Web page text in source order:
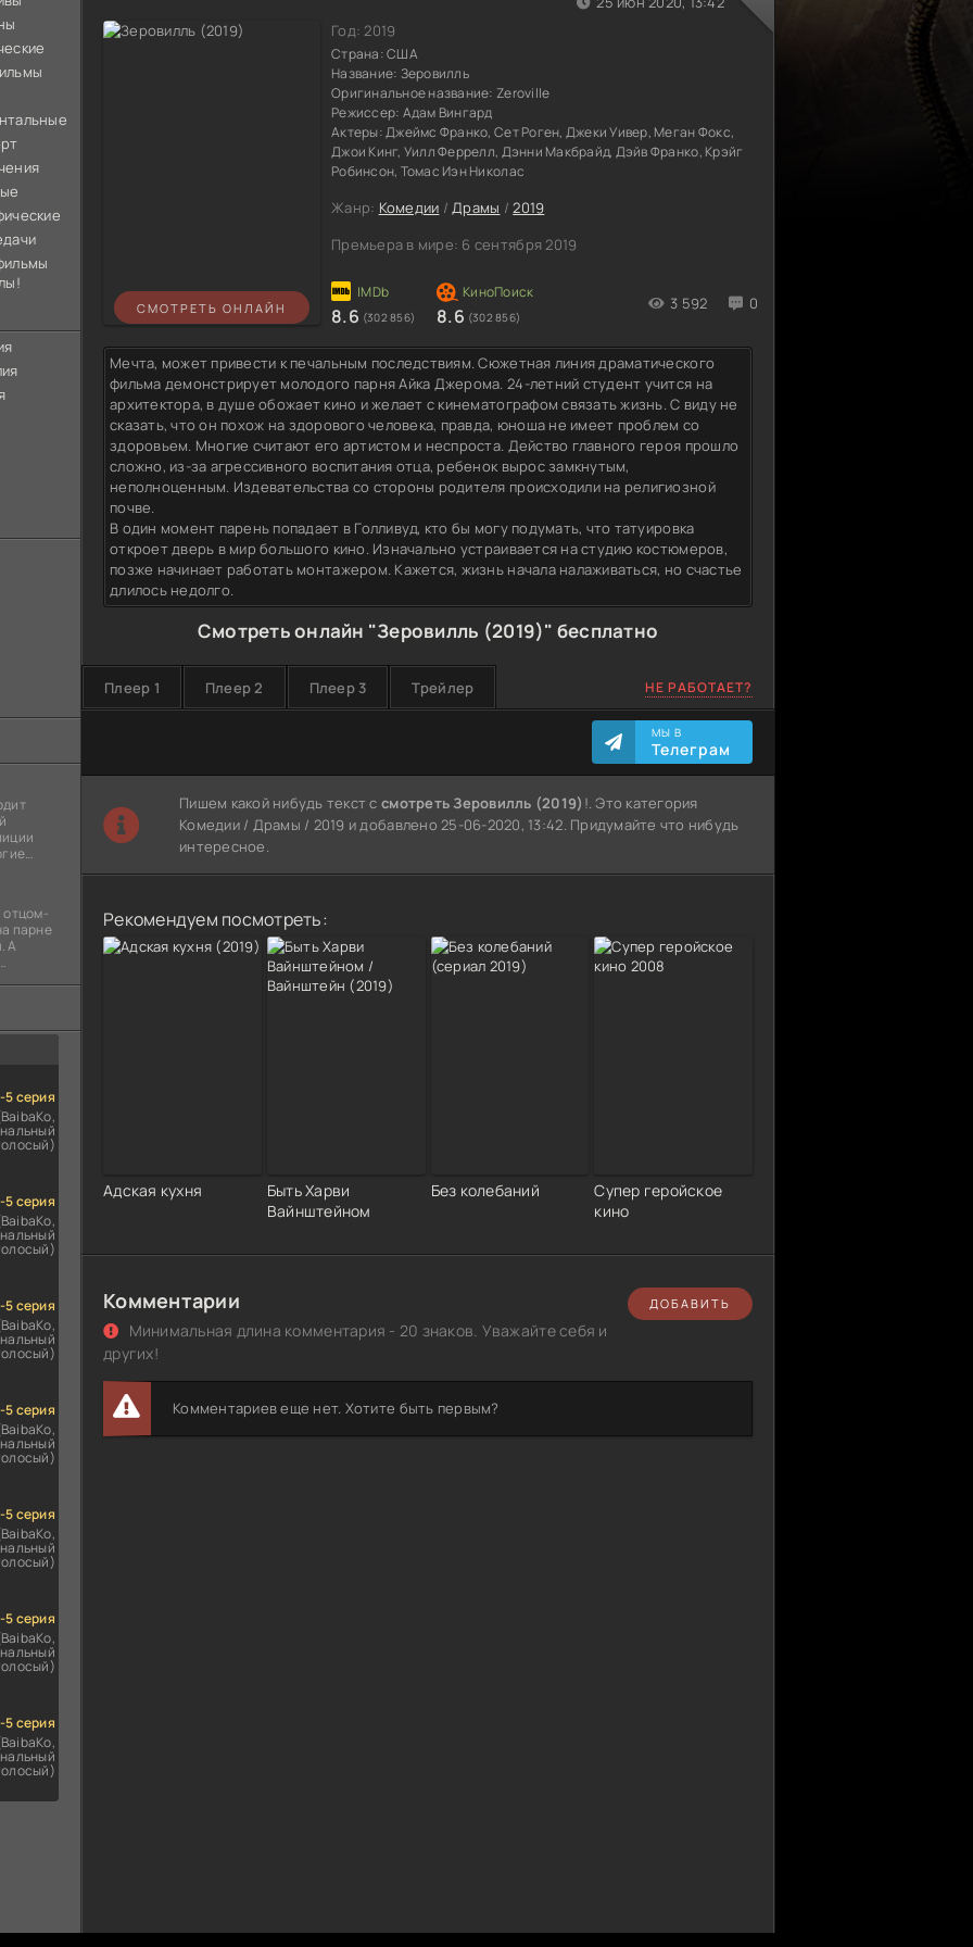
отцом-
парне
А
5 серия
5 серия
5 серия
5 серия
5 серия
5 серия
5 серия
СМОТРЕТЬ ОНЛАЙН
Год:2019
Страна:США
Название: Зеровилль
Оригинальное название: Zeroville
Режиссер: Адам Вингард
Актеры:Джеймс Франко, Сет Роген, Джеки Уивер, Меган Фокс,
Джои Кинг, Уилл Феррелл, Дэнни Макбрайд, Дэйв Франко, Крэйг
Робинсон, Томас Иэн Николас
Жанр: Комедии /Драмы /2019
Премьера в мире: 6 сентября 2019
8.6 (302 856) 8.6 (302 856)
3 592 0
Мечта, может привести к печальным последствиям. Сюжетная линия драматического
фильма демонстрирует молодого парня Айка Джерома. 24-летний студент учится на
архитектора, в душе обожает кино и желает с кинематографом связать жизнь. С виду не
сказать, что он похож на здорового человека, правда, юноша не имеет проблем со
здоровьем. Многие считают его артистом и неспроста. Действо главного героя прошло
сложно, из-за агрессивного воспитания отца, ребенок вырос замкнутым,
неполноценным. Издевательства со стороны родителя происходили на религиозной
почве.
В один момент парень попадает в Голливуд, кто бы могу подумать, что татуировка
откроет дверь в мир большого кино. Изначально устраивается на студию костюмеров,
позже начинает работать монтажером. Кажется, жизнь начала налаживаться, но счастье
длилось недолго.
Смотреть онлайн "Зеровилль (2019)" бесплатно
Плеер 1 Плеер 2 Плеер 3 Трейлер НЕ РАБОТАЕТ?
МЫ В
Телеграм
Пишем какой нибудь текст ссмотреть Зеровилль (2019) !. Это категория
Комедии / Драмы / 2019 и добавлено 25-06-2020, 13:42. Придумайте что нибудь
интересное.
Рекомендуем посмотреть:
Адская кухня
Быть Харви
Вайнштейном
Без колебаний
Супер геройское
кино
Комментарии
Минимальная длина комментария - 20 знаков. Уважайте себя и
других!
ДОБАВИТЬ
Комментариев еще нет. Хотите быть первым?